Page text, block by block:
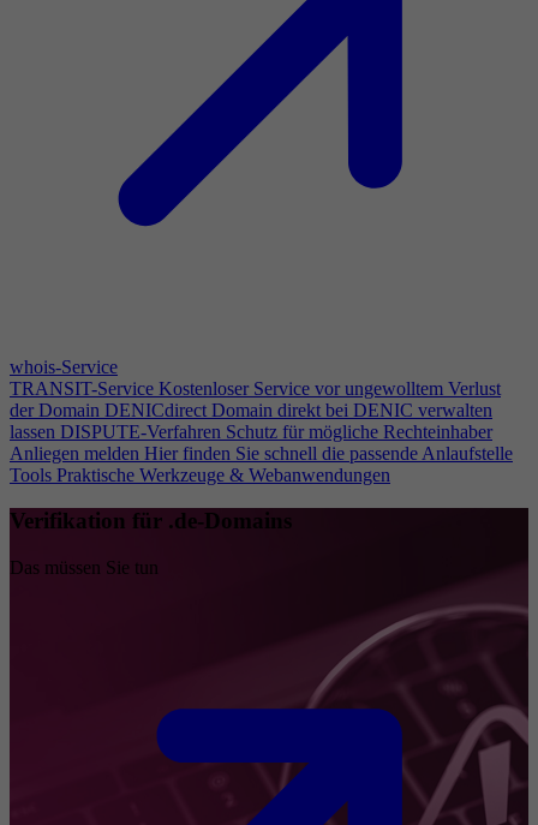
whois-Service
TRANSIT-Service Kostenloser Service vor ungewolltem Verlust
der Domain DENICdirect Domain direkt bei DENIC verwalten
lassen DISPUTE-Verfahren Schutz für mögliche Rechteinhaber
Anliegen melden Hier finden Sie schnell die passende Anlaufstelle
Tools Praktische Werkzeuge & Webanwendungen
Verifikation für .de-Domains
Das müssen Sie tun